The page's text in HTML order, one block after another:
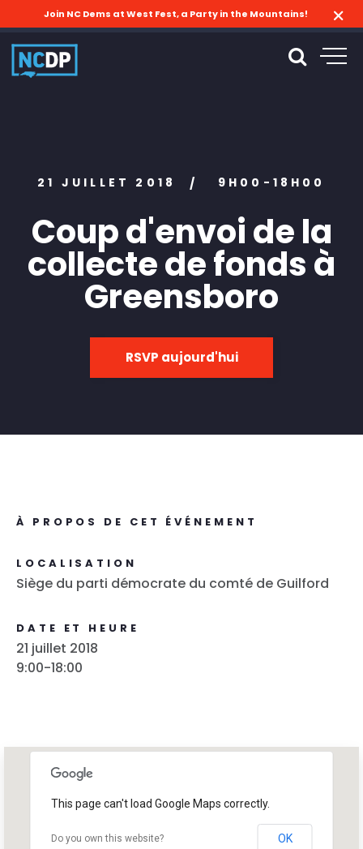
Join NC Dems at West Fest, a Party in the Mountains!
21 JUILLET 2018 / 9H00-18H00
Coup d'envoi de la
collecte de fonds à
Greensboro
RSVP aujourd'hui
À PROPOS DE CET ÉVÉNEMENT
LOCALISATION
Siège du parti démocrate du comté de Guilford
DATE ET HEURE
21 juillet 2018
9:00-18:00
This page can't load Google Maps correctly.
Do you own this website? OK